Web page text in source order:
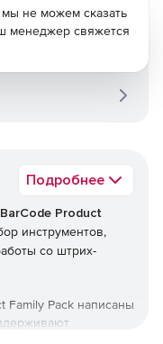
Подробнее
Product
инструментов,
со штрих-
Family Pack написаны
мы не можем сказать
менеджер свяжется